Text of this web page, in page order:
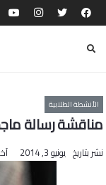
الأنشطة الطلابية
مناقشة رسالة
نشر بتاريخ يونيو 3, 2014